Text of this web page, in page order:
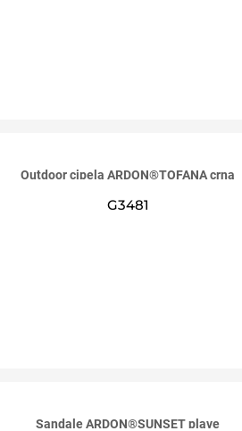
Outdoor cipela ARDON®TOFANA crna
G3481
Sandale ARDON®SUNSET plave